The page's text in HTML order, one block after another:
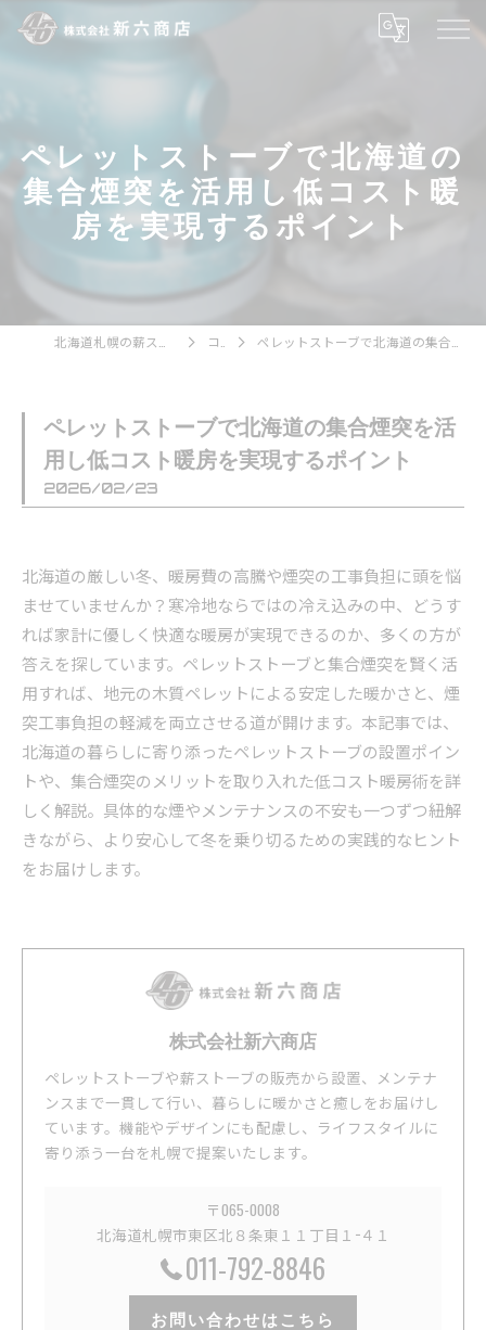
ペレットストーブで北海道の
集合煙突を活用し低コスト暖
房を実現するポイント
コラム ペレットストーブで北海道の集合煙突を活用し低コスト暖房を実現するポイント
ペレットストーブで北海道の集合煙突を活
用し低コスト暖房を実現するポイント
2026/02/23
北海道の厳しい冬、暖房費の高騰や煙突の工事負担に頭を悩
ませていませんか？寒冷地ならではの冷え込みの中、どうす
れば家計に優しく快適な暖房が実現できるのか、多くの方が
答えを探しています。ペレットストーブと集合煙突を賢く活
用すれば、地元の木質ペレットによる安定した暖かさと、煙
突工事負担の軽減を両立させる道が開けます。本記事では、
北海道の暮らしに寄り添ったペレットストーブの設置ポイン
トや、集合煙突のメリットを取り入れた低コスト暖房術を詳
しく解説。具体的な煙やメンテナンスの不安も一つずつ紐解
きながら、より安心して冬を乗り切るための実践的なヒント
をお届けします。
株式会社新六商店
ペレットストーブや薪ストーブの販売から設置、メンテナ
ンスまで一貫して行い、暮らしに暖かさと癒しをお届けし
ています。機能やデザインにも配慮し、ライフスタイルに
寄り添う一台を札幌で提案いたします。
〒065-0008
北海道札幌市東区北８条東１１丁目１−４１
011-792-8846
お問い合わせはこちら